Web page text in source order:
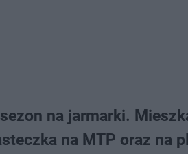
na jarmarki.
na MTP oraz na